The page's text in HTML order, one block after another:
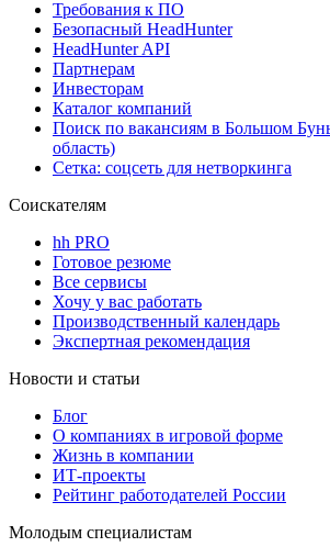
Требования к ПО
Безопасный HeadHunter
HeadHunter API
Партнерам
Инвесторам
Каталог компаний
Поиск по вакансиям в Большом
область)
Сетка: соцсеть для нетворкинга
Соискателям
hh PRO
Готовое резюме
Все сервисы
Хочу у вас работать
Производственный календарь
Экспертная рекомендация
Новости и статьи
Блог
О компаниях в игровой форме
Жизнь в компании
ИТ-проекты
Рейтинг работодателей России
Молодым специалистам